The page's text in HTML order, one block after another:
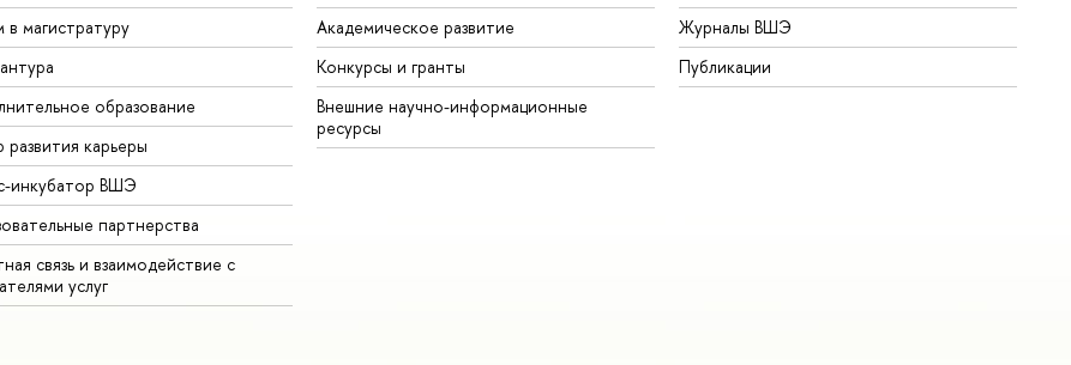
магистратуру
образование
карьеры
инкубатор ВШЭ
партнерства
связь и взаимодействие с
услуг
Академическое развитие
Конкурсы и гранты
Внешние научно-информационные
ресурсы
Журналы ВШЭ
Публикации